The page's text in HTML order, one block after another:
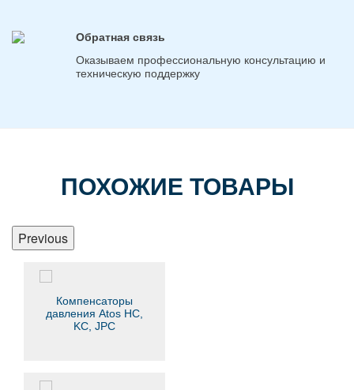
Обратная связь
Оказываем профессиональную консультацию и
техническую поддержку
ПОХОЖИЕ ТОВАРЫ
Previous
Компенсаторы
давления Atos HC,
KC, JPC